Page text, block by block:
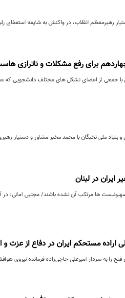
رهبرمعظم انقلاب، در واکنش به شایعه استعفای
برای رفع مشکلات و ناترازی
جمعی از اعضای تشکل های مختلف دانشجویی که عصر
ملی نخبگان با محمد مخبر مشاور و دستیار
ایران در لبنان
ها مرتکب آن نشده باشند/ مجتبی امانی: در
را به سردار امیرعلی حاجی‌زاده فرمانده نیروی